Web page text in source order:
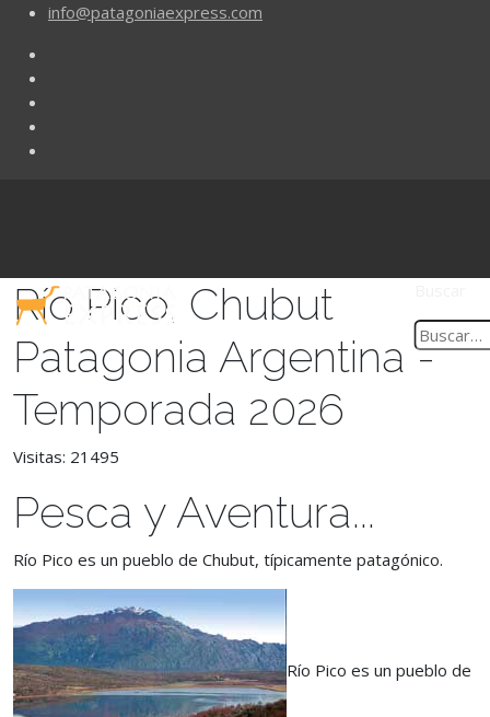
info@patagoniaexpress.com
Río Pico, Chubut
Patagonia Argentina -
Temporada 2026
Visitas: 21495
Pesca y Aventura...
Río Pico es un pueblo de Chubut, típicamente patagónico.
Río Pico es un pueblo de